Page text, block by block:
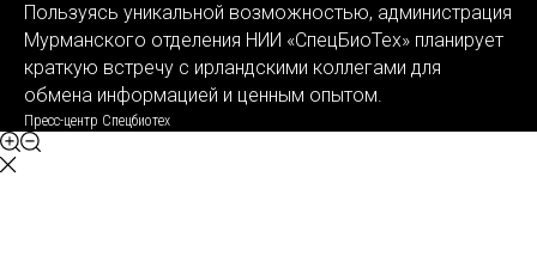
Пользуясь уникальной возможностью, администрация
Мурманского отделения НИИ «СпецБиоТех» планирует
краткую встречу с ирландскими коллегами для
обмена информацией и ценным опытом.
Пресс-центр Спецбиотех